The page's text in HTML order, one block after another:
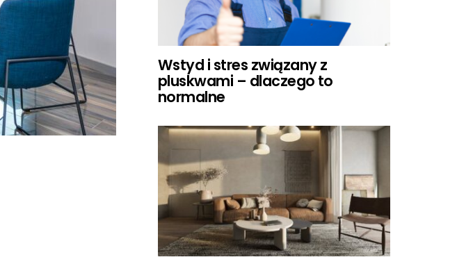
Wstyd i stres związany z
pluskwami – dlaczego to
normalne